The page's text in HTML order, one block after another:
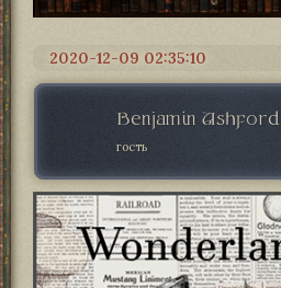
2020-12-09 02:35:10
Benjamin Ashford
гость